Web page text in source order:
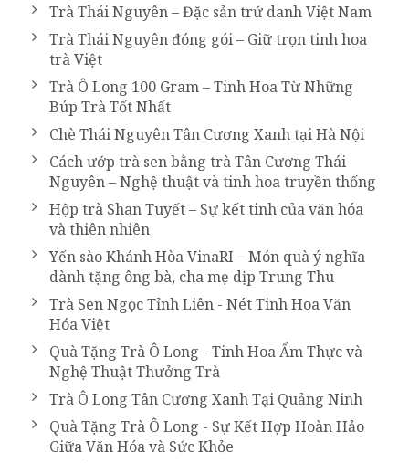
Trà Thái Nguyên – Đặc sản trứ danh Việt Nam
Trà Thái Nguyên đóng gói – Giữ trọn tinh hoa
trà Việt
Trà Ô Long 100 Gram – Tinh Hoa Từ Những
Búp Trà Tốt Nhất
Chè Thái Nguyên Tân Cương Xanh tại Hà Nội
Cách ướp trà sen bằng trà Tân Cương Thái
Nguyên – Nghệ thuật và tinh hoa truyền thống
Hộp trà Shan Tuyết – Sự kết tinh của văn hóa
và thiên nhiên
Yến sào Khánh Hòa VinaRI – Món quà ý nghĩa
dành tặng ông bà, cha mẹ dịp Trung Thu
Trà Sen Ngọc Tỉnh Liên - Nét Tinh Hoa Văn
Hóa Việt
Quà Tặng Trà Ô Long - Tinh Hoa Ẩm Thực và
Nghệ Thuật Thưởng Trà
Trà Ô Long Tân Cương Xanh Tại Quảng Ninh
Quà Tặng Trà Ô Long - Sự Kết Hợp Hoàn Hảo
Giữa Văn Hóa và Sức Khỏe